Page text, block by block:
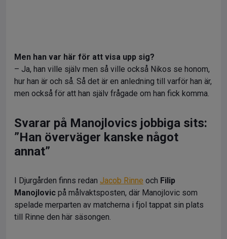
Men han var här för att visa upp sig?
– Ja, han ville själv men så ville också Nikos se honom,
hur han är och så. Så det är en anledning till varför han är,
men också för att han själv frågade om han fick komma.
Svarar på Manojlovics jobbiga sits:
”Han överväger kanske något
annat”
I Djurgården finns redan Jacob Rinne och Filip
Manojlovic på målvaktsposten, där Manojlovic som
spelade merparten av matcherna i fjol tappat sin plats
till Rinne den här säsongen.